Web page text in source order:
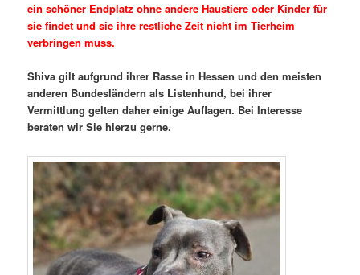
ein schöner Endplatz ohne andere Haustiere oder Kinder für
sie findet und sie ihre restliche Zeit nicht im Tierheim
verbringen muss.
Shiva gilt aufgrund ihrer Rasse in Hessen und den meisten
anderen Bundesländern als Listenhund, bei ihrer
Vermittlung gelten daher einige Auflagen. Bei Interesse
beraten wir Sie hierzu gerne.